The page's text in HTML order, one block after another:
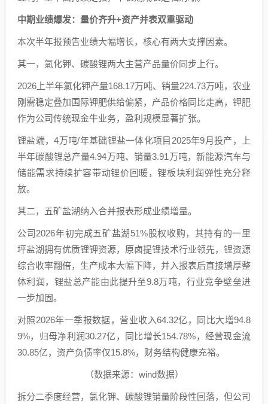
中期业绩爆发：量价齐升+资产并表双重驱动
本次半年报预告业绩大幅增长，核心有两大支撑因素。
其一，氯化钾、碳酸锂两大主营产品量价同步上行。
2026上半年氯化钾产量168.17万吨、销量224.73万吨，农业
刚需稳定叠加国际钾肥供给偏紧，产品价格同比走高，钾肥
作为公司传统现金牛业务，盈利规模显著扩张。
锂盐端，4万吨/年基础锂盐一体化项目2025年9月投产，上
半年碳酸锂总产量4.94万吨、销量3.91万吨，新能源汽车与
储能需求持续扩容带动锂价回暖，锂板块利润弹性充分释
放。
其二，五矿盐湖纳入合并报表形成业绩增量。
公司2026年初完成五矿盐湖51%股权收购，其持有的一里
坪盐湖拥有优质锂钾资源，原卤提锂技术行业领先，锂资源
综合收率翻倍，生产成本大幅下降，并入报表后直接增厚整
体利润，锂盐总产能由此提升至9.8万吨，行业竞争壁垒进
一步加固。
对照2026年一季报数据，营业收入64.32亿，同比大增94.8
9%，归母净利润30.27亿，同比增长154.78%，经营现金流
30.85亿，资产负债率仅15.8%，财务结构健康充裕。
（数据来源：wind数据）
拆分二季度经营，氯化钾、碳酸锂销量阶段性回落，但公司